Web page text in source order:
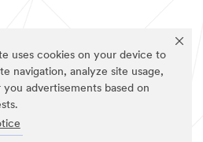
uses cookies on your device to
navigation, analyze site usage,
you advertisements based on